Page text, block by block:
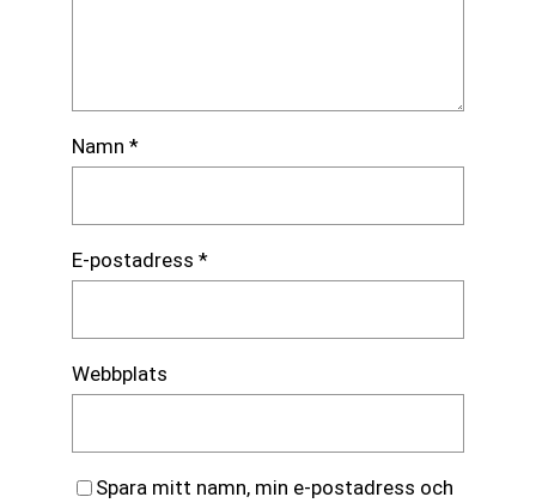
Namn *
E-postadress *
Webbplats
Spara mitt namn, min e-postadress och